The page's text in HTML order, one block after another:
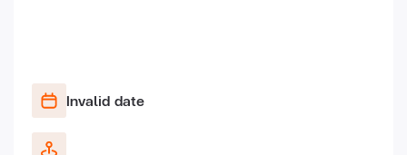
Invalid date